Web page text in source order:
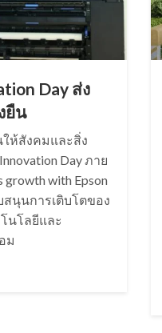
Day ส่ง
ยืน
ให้สังคมและสิ่ง
Day ภาย
growth with Epson
สนุนการเติบโตของ
นโลยีและ
ม